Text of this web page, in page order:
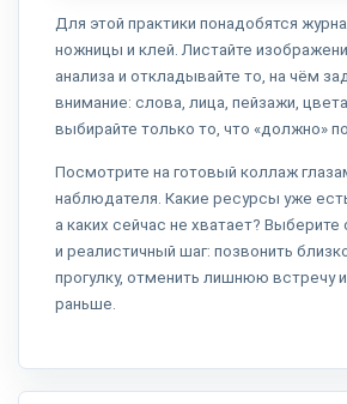
Для этой практики понадобятся
ножницы и клей. Листайте
анализа и откладывайте то, на чём
внимание: слова, лица, пейзажи,
выбирайте только то, что «должно»
Посмотрите на готовый коллаж
наблюдателя. Какие ресурсы уже
а каких сейчас не хватает?
и реалистичный шаг: позвонить
прогулку, отменить лишнюю встречу
раньше.